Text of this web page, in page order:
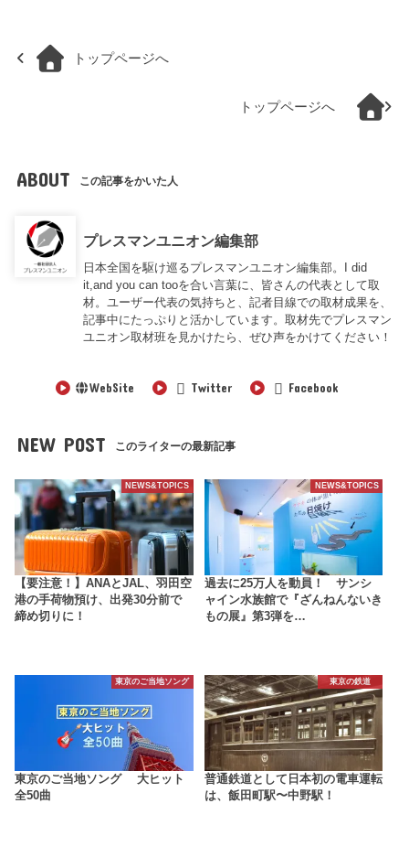
トップページへ
トップページへ
ABOUT この記事をかいた人
プレスマンユニオン編集部
日本全国を駆け巡るプレスマンユニオン編集部。I did
it,and you can tooを合い言葉に、皆さんの代表として取
材。ユーザー代表の気持ちと、記者目線での取材成果を、
記事中にたっぷりと活かしています。取材先でプレスマン
ユニオン取材班を見かけたら、ぜひ声をかけてください！
WebSite Twitter Facebook
NEW POST このライターの最新記事
NEWS&TOPICS
【要注意！】ANAとJAL、羽田空
港の手荷物預け、出発30分前で
締め切りに！
NEWS&TOPICS
過去に25万人を動員！ サンシ
ャイン水族館で『ざんねんないき
もの展』第3弾を…
東京のご当地ソング
東京のご当地ソング 大ヒット
全50曲
東京の鉄道
普通鉄道として日本初の電車運転
は、飯田町駅〜中野駅！